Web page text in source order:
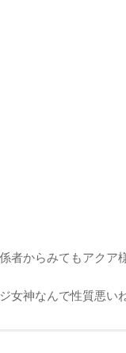
者からみてもアクア
女神なんで性質悪い